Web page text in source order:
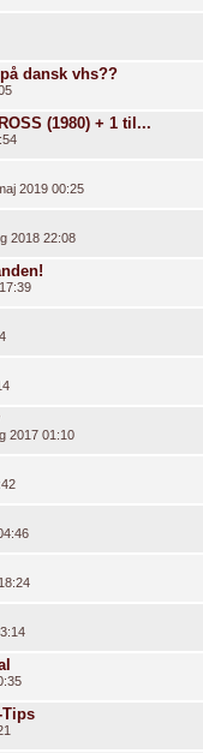
dansk vhs??
(1980) + 1 til...
2019 00:25
2018 22:08
2017 01:10